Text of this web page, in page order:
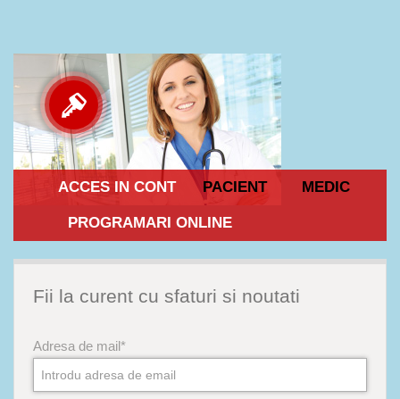
ACCES IN CONT PACIENT MEDIC
PROGRAMARI ONLINE
Fii la curent cu sfaturi si noutati
Adresa de mail*